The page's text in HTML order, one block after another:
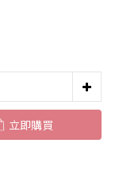
立即購買